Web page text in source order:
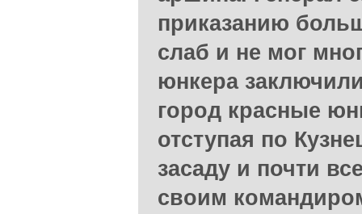
приказанию
слаб и не мог
юнкера
город красные
отступая по
засаду и почти
своим